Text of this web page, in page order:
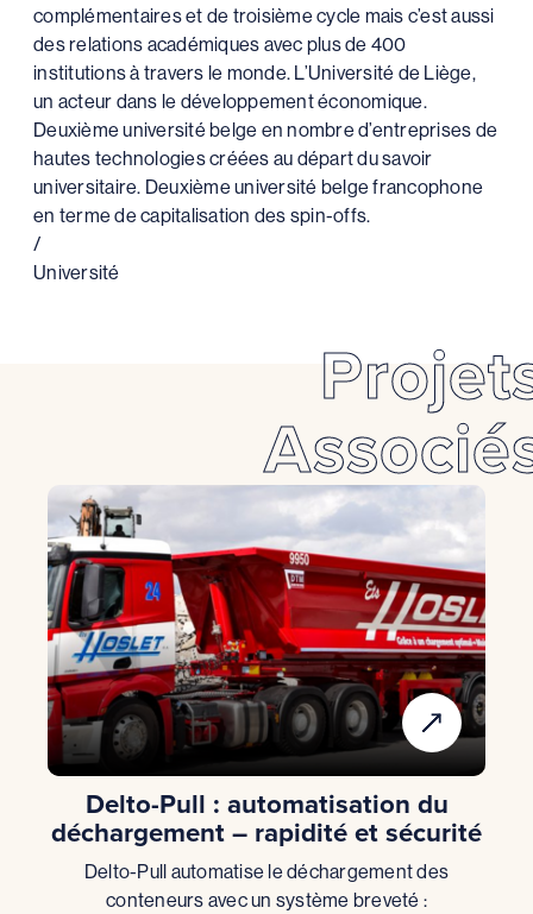
complémentaires et de troisième cycle mais c’est aussi
des relations académiques avec plus de 400
institutions à travers le monde. L’Université de Liège,
un acteur dans le développement économique.
Deuxième université belge en nombre d’entreprises de
hautes technologies créées au départ du savoir
universitaire. Deuxième université belge francophone
en terme de capitalisation des spin-offs.
/
Université
Delto-Pull : automatisation du
déchargement – rapidité et sécurité
Delto-Pull automatise le déchargement des
conteneurs avec un système breveté :